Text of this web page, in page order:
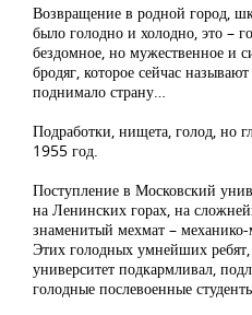
Возвращение в родной город,
было голодно и холодно, это –
бездомное, но мужественное и
бродяг, которое сейчас
поднимало страну…
Подработки, нищета, голод, но
1955 год.
Поступление в Московский
на Ленинских горах, на
знаменитый мехмат – механико-
Этих голодных умнейших
университет подкармливал,
голодные послевоенные